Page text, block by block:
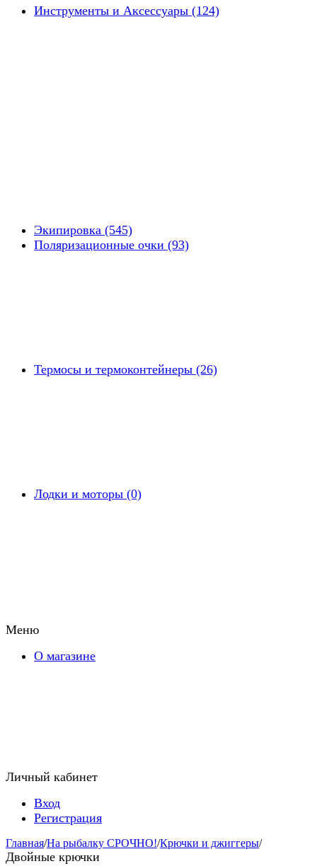
Инструменты и Аксессуары (124)
Экипировка (545)
Поляризационные очки (93)
Термосы и термоконтейнеры (26)
Лодки и моторы (0)
Меню
О магазине
Личный кабинет
Вход
Регистрация
Главная/На рыбалку СРОЧНО!/Крючки и джиггеры/
Двойные крючки